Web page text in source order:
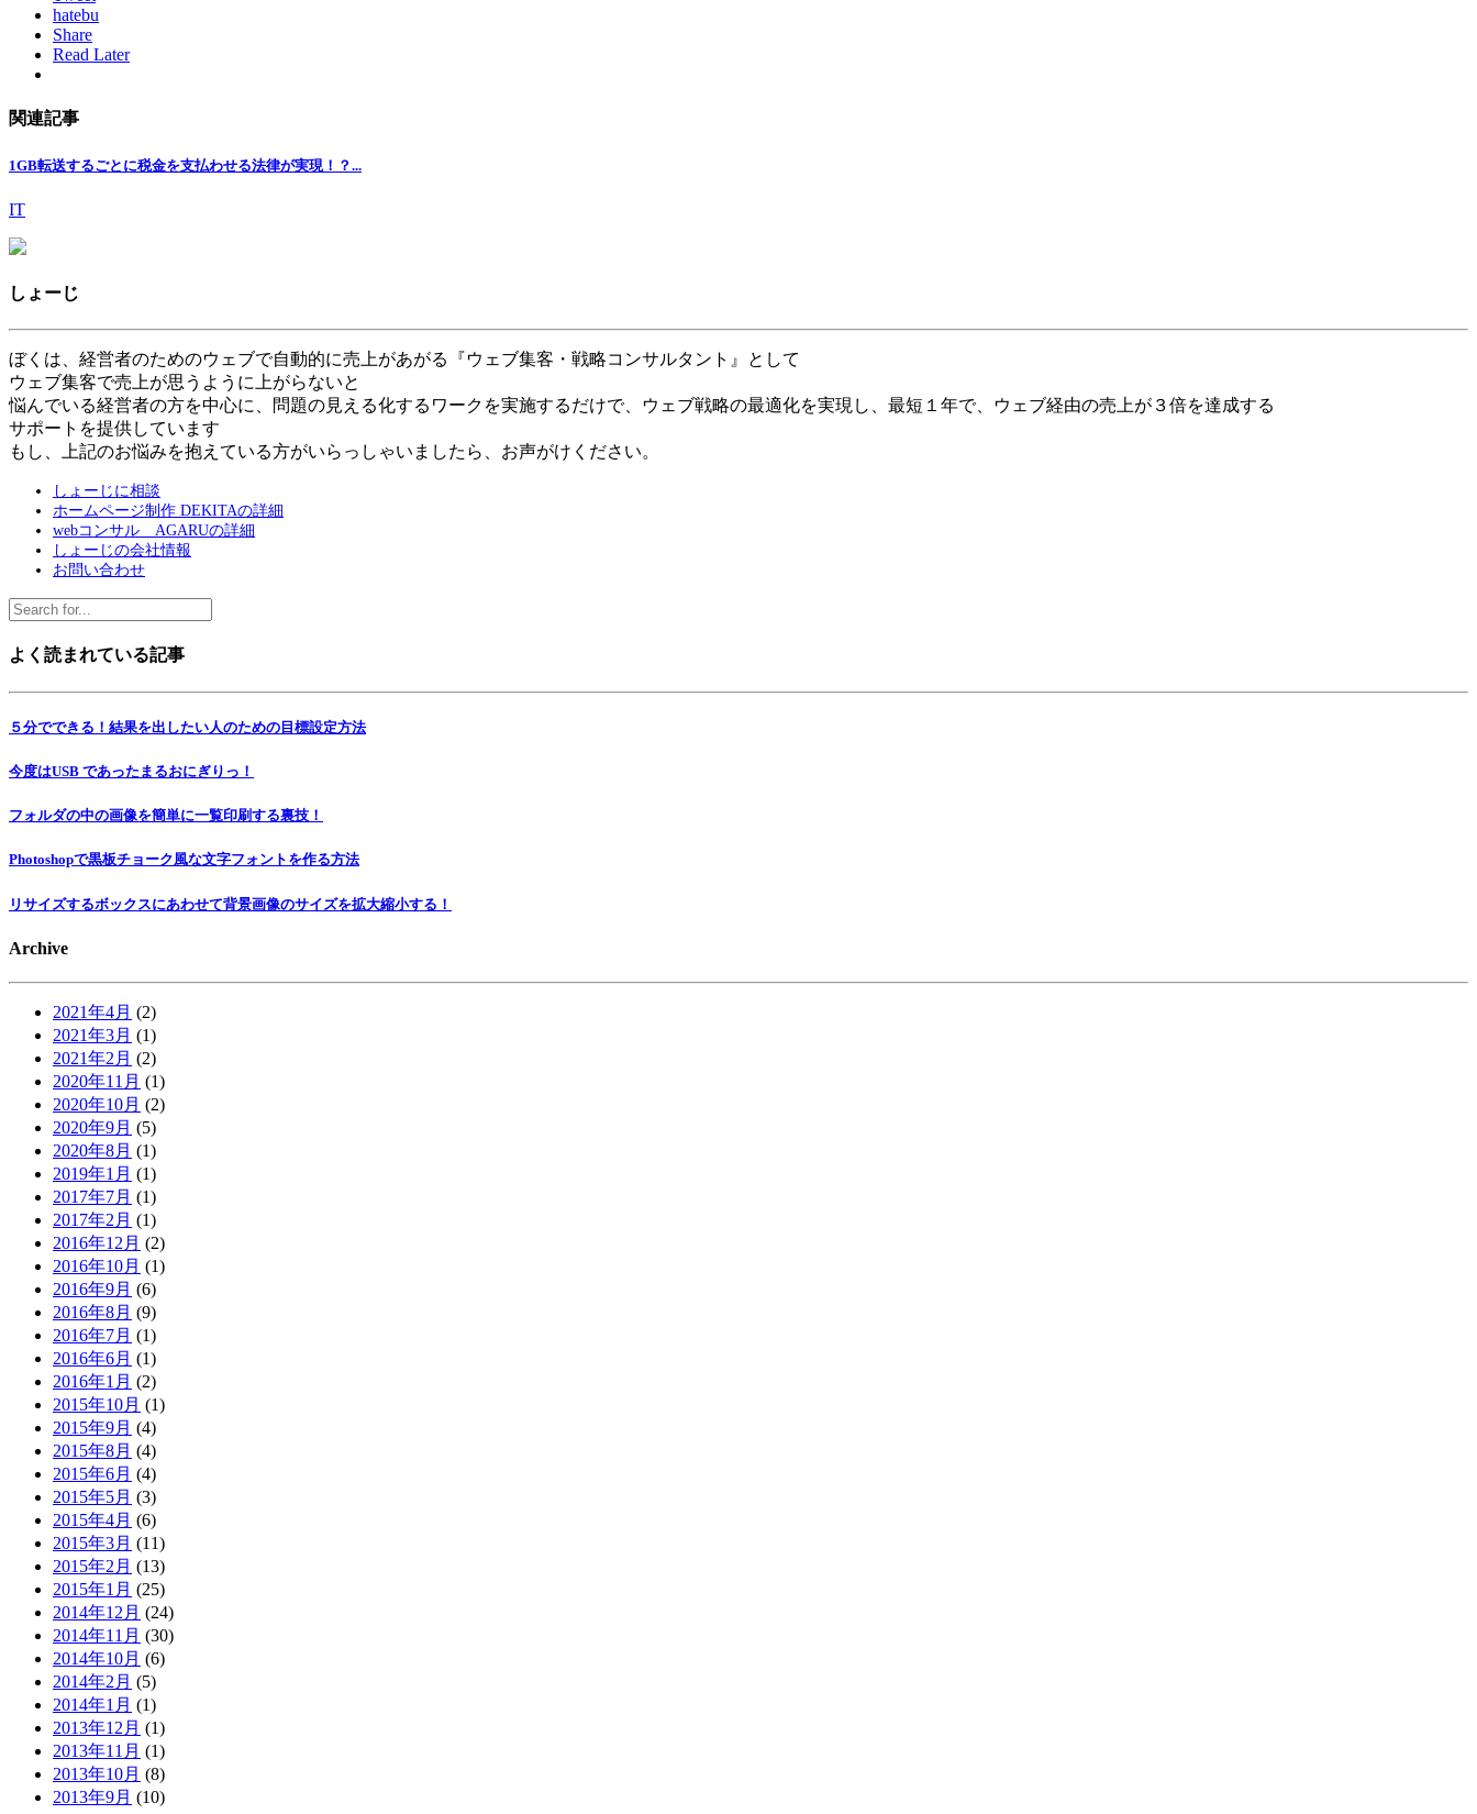
hatebu
Share
Read Later
関連記事
1GB転送するごとに税金を支払わせる法律が実現！？...
IT
しょーじ
ぼくは、経営者のためのウェブで自動的に売上があがる『ウェブ集客・戦略コンサルタント』として
ウェブ集客で売上が思うように上がらないと
悩んでいる経営者の方を中心に、問題の見える化するワークを実施するだけで、ウェブ戦略の最適化を実現し、最短１年で、ウェブ経由の売上が３倍を達成する
サポートを提供しています
もし、上記のお悩みを抱えている方がいらっしゃいましたら、お声がけください。
しょーじに相談
ホームページ制作 DEKITAの詳細
webコンサル AGARUの詳細
しょーじの会社情報
お問い合わせ
よく読まれている記事
５分でできる！結果を出したい人のための目標設定方法
今度はUSB であったまるおにぎりっ！
フォルダの中の画像を簡単に一覧印刷する裏技！
Photoshopで黒板チョーク風な文字フォントを作る方法
リサイズするボックスにあわせて背景画像のサイズを拡大縮小する！
Archive
2021年4月 (2)
2021年3月 (1)
2021年2月 (2)
2020年11月 (1)
2020年10月 (2)
2020年9月 (5)
2020年8月 (1)
2019年1月 (1)
2017年7月 (1)
2017年2月 (1)
2016年12月 (2)
2016年10月 (1)
2016年9月 (6)
2016年8月 (9)
2016年7月 (1)
2016年6月 (1)
2016年1月 (2)
2015年10月 (1)
2015年9月 (4)
2015年8月 (4)
2015年6月 (4)
2015年5月 (3)
2015年4月 (6)
2015年3月 (11)
2015年2月 (13)
2015年1月 (25)
2014年12月 (24)
2014年11月 (30)
2014年10月 (6)
2014年2月 (5)
2014年1月 (1)
2013年12月 (1)
2013年11月 (1)
2013年10月 (8)
2013年9月 (10)